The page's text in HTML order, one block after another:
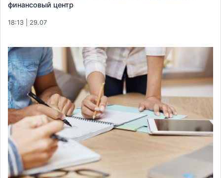
финансовый центр
18:13 | 29.07